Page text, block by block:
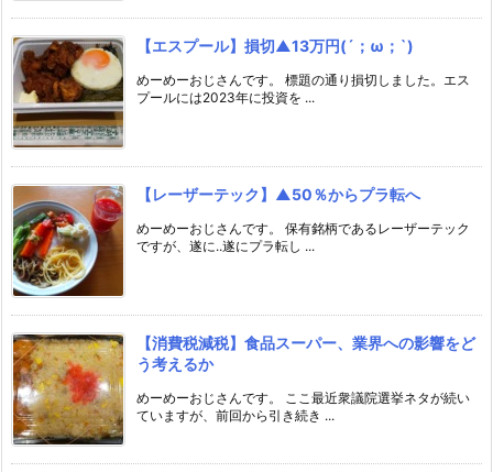
【エスプール】損切▲13万円(´；ω；`)
めーめーおじさんです。 標題の通り損切しました。エス
プールには2023年に投資を ...
【レーザーテック】▲50％からプラ転へ
めーめーおじさんです。 保有銘柄であるレーザーテック
ですが、遂に..遂にプラ転し ...
【消費税減税】食品スーパー、業界への影響をど
う考えるか
めーめーおじさんです。 ここ最近衆議院選挙ネタが続い
ていますが、前回から引き続き ...